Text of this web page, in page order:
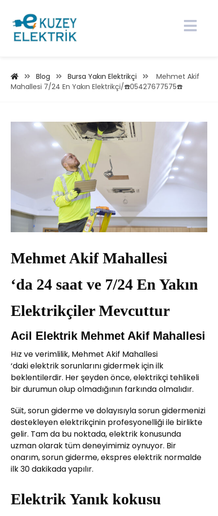
Blog Bursa Yakın Elektrikçi
Mehmet Akif
Mahallesi 7/24 En Yakın Elektrikçi/☎️05427677575☎️
Mehmet Akif Mahallesi
‘da 24 saat ve 7/24 En Yakın
Elektrikçiler Mevcuttur
Acil Elektrik Mehmet Akif Mahallesi
Hız ve verimlilik, Mehmet Akif Mahallesi
‘daki elektrik sorunlarını gidermek için ilk
beklentilerdir. Her şeyden önce, elektrikçi tehlikeli
bir durumun olup olmadığının farkında olmalıdır.
Süit, sorun giderme ve dolayısıyla sorun gidermenizi
destekleyen elektrikçinin profesyonelliği ile birlikte
gelir. Tam da bu noktada, elektrik konusunda
uzman olarak tüm deneyimimiz oynuyor. Bir
onarım, sorun giderme, ekspres elektrik normalde
ilk 30 dakikada yapılır.
Elektrik Yanık kokusu